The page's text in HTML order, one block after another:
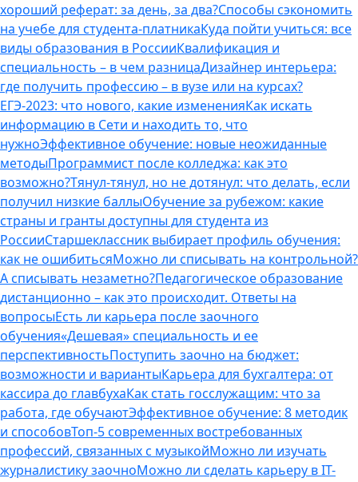
хороший реферат: за день, за два?Способы сэкономить
на учебе для студента-платникаКуда пойти учиться: все
виды образования в РоссииКвалификация и
специальность – в чем разницаДизайнер интерьера:
где получить профессию – в вузе или на курсах?
ЕГЭ-2023: что нового, какие измененияКак искать
информацию в Сети и находить то, что
нужноЭффективное обучение: новые неожиданные
методыПрограммист после колледжа: как это
возможно?Тянул-тянул, но не дотянул: что делать, если
получил низкие баллыОбучение за рубежом: какие
страны и гранты доступны для студента из
РоссииСтаршеклассник выбирает профиль обучения:
как не ошибитьсяМожно ли списывать на контрольной?
А списывать незаметно?Педагогическое образование
дистанционно – как это происходит. Ответы на
вопросыЕсть ли карьера после заочного
обучения«Дешевая» специальность и ее
перспективностьПоступить заочно на бюджет:
возможности и вариантыКарьера для бухгалтера: от
кассира до главбухаКак стать госслужащим: что за
работа, где обучаютЭффективное обучение: 8 методик
и способовТоп-5 современных востребованных
профессий, связанных с музыкойМожно ли изучать
журналистику заочноМожно ли сделать карьеру в IT-